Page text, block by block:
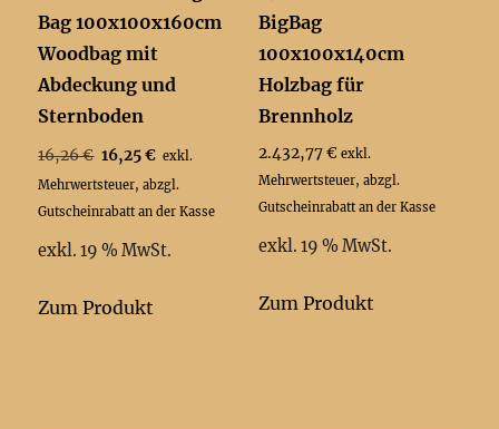
Bag 100x100x160cm
Woodbag mit
Abdeckung und
Sternboden
16,26€ Ursprünglicher
Preis
war:
16,25€ Aktueller
Preis
ist:
exkl.
Mehrwertsteuer, abzgl.
Gutscheinrabatt an der Kasse
exkl. 19 % MwSt.
Zum Produkt
BigBag
100x100x140cm
Holzbag für
Brennholz
2.432,77€ exkl.
Mehrwertsteuer, abzgl.
Gutscheinrabatt an der Kasse
exkl. 19 % MwSt.
Zum Produkt